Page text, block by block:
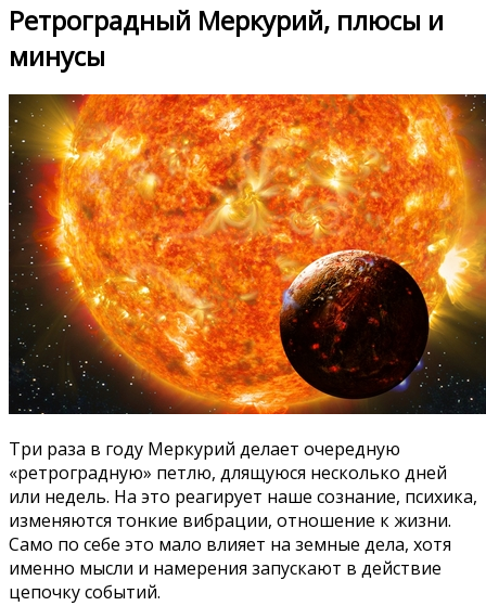
Ретроградный Меркурий, плюсы и
минусы
Три раза в году Меркурий делает очередную
«ретроградную» петлю, длящуюся несколько дней
или недель. На это реагирует наше сознание, психика,
изменяются тонкие вибрации, отношение к жизни.
Само по себе это мало влияет на земные дела, хотя
именно мысли и намерения запускают в действие
цепочку событий.